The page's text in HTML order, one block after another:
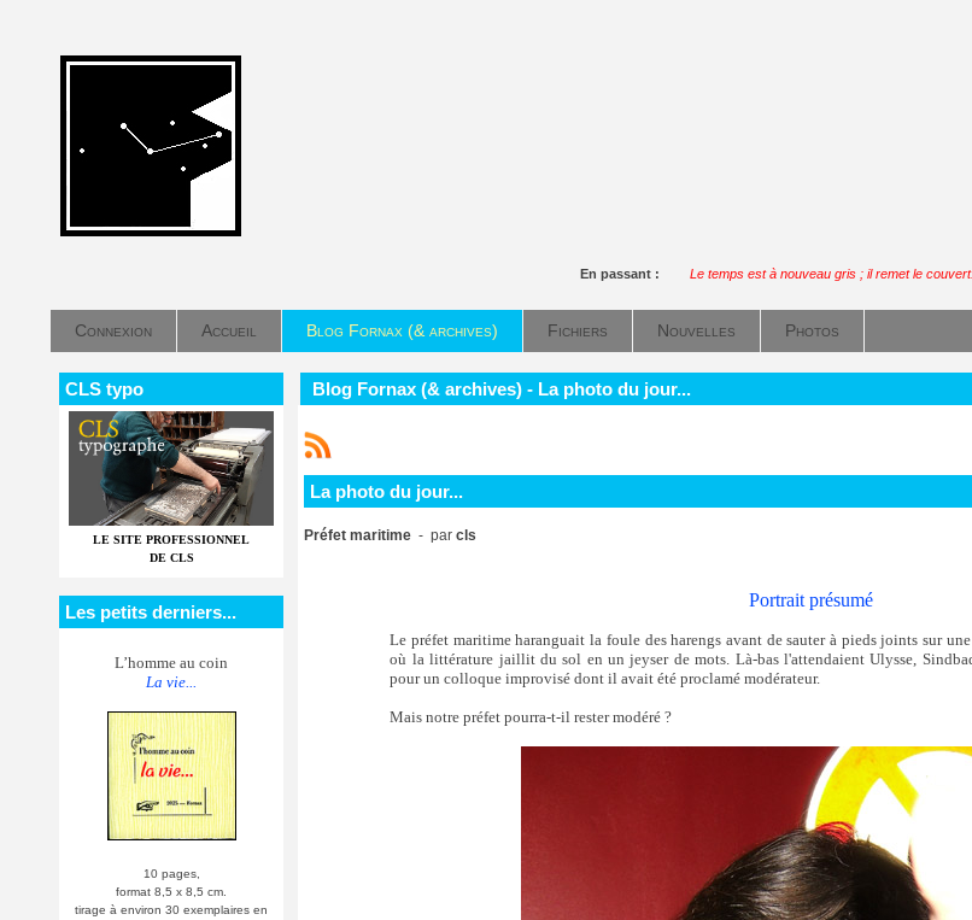
En passant : Le temps est à nouveau gris ; il remet le couvert.
Connexion Accueil Blog Fornax (& archives) Fichiers Nouvelles Photos
CLS typo
LE SITE PROFESSIONNEL
DE CLS
Les petits derniers...
L’homme au coin
La vie...
10 pages,
format 8,5 x 8,5 cm.
tirage à environ 30 exemplaires en
Blog Fornax (& archives) - La photo du jour...
La photo du jour...
Préfet maritime - par cls
Portrait présumé
Le préfet maritime haranguait la foule des harengs avant de sauter à pieds joints sur
où la littérature jaillit du sol en un jeyser de mots. Là-bas l'attendaient Ulysse,
pour un colloque improvisé dont il avait été proclamé modérateur.
Mais notre préfet pourra-t-il rester modéré ?